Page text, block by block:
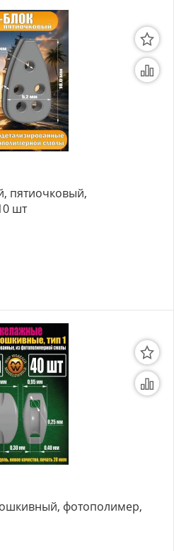
пятиочковый,
шт
фотополимер,